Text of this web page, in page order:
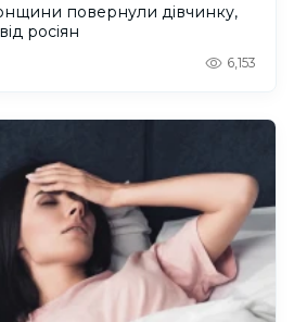
повернули дівчинку,
росіян
6,153